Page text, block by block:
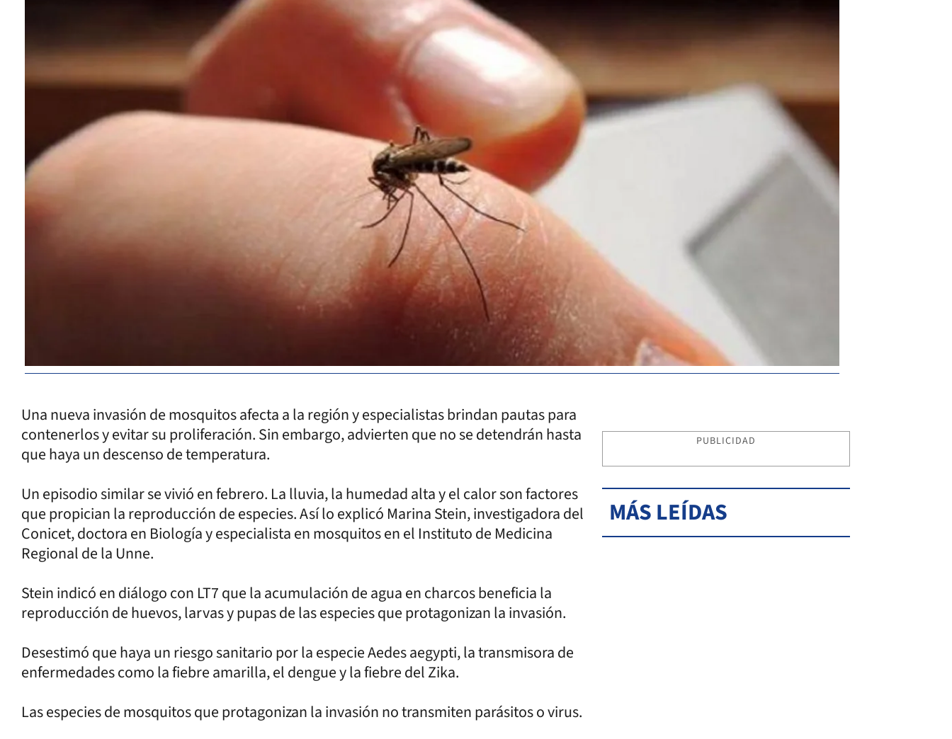
Una nueva invasión de mosquitos afecta a la región y especialistas brindan pautas para
contenerlos y evitar su proliferación. Sin embargo, advierten que no se detendrán hasta
que haya un descenso de temperatura.
Un episodio similar se vivió en febrero. La lluvia, la humedad alta y el calor son factores
que propician la reproducción de especies. Así lo explicó Marina Stein, investigadora del
Conicet, doctora en Biología y especialista en mosquitos en el Instituto de Medicina
Regional de la Unne.
Stein indicó en diálogo con LT7 que la acumulación de agua en charcos beneficia la
reproducción de huevos, larvas y pupas de las especies que protagonizan la invasión.
Desestimó que haya un riesgo sanitario por la especie Aedes aegypti, la transmisora de
enfermedades como la fiebre amarilla, el dengue y la fiebre del Zika.
Las especies de mosquitos que protagonizan la invasión no transmiten parásitos o virus.
PUBLICIDAD
MÁS LEÍDAS